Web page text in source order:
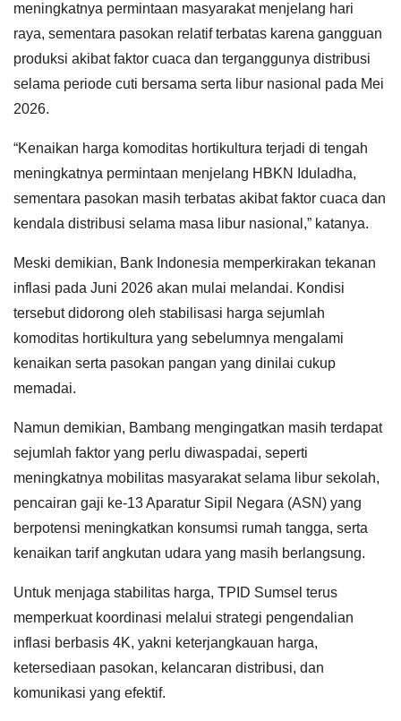
meningkatnya permintaan masyarakat menjelang hari
raya, sementara pasokan relatif terbatas karena gangguan
produksi akibat faktor cuaca dan terganggunya distribusi
selama periode cuti bersama serta libur nasional pada Mei
2026.
“Kenaikan harga komoditas hortikultura terjadi di tengah
meningkatnya permintaan menjelang HBKN Iduladha,
sementara pasokan masih terbatas akibat faktor cuaca dan
kendala distribusi selama masa libur nasional,” katanya.
Meski demikian, Bank Indonesia memperkirakan tekanan
inflasi pada Juni 2026 akan mulai melandai. Kondisi
tersebut didorong oleh stabilisasi harga sejumlah
komoditas hortikultura yang sebelumnya mengalami
kenaikan serta pasokan pangan yang dinilai cukup
memadai.
Namun demikian, Bambang mengingatkan masih terdapat
sejumlah faktor yang perlu diwaspadai, seperti
meningkatnya mobilitas masyarakat selama libur sekolah,
pencairan gaji ke-13 Aparatur Sipil Negara (ASN) yang
berpotensi meningkatkan konsumsi rumah tangga, serta
kenaikan tarif angkutan udara yang masih berlangsung.
Untuk menjaga stabilitas harga, TPID Sumsel terus
memperkuat koordinasi melalui strategi pengendalian
inflasi berbasis 4K, yakni keterjangkauan harga,
ketersediaan pasokan, kelancaran distribusi, dan
komunikasi yang efektif.